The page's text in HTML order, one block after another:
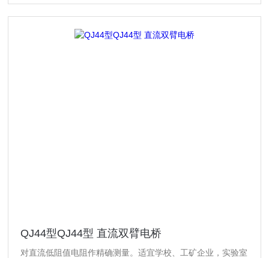
QJ44型QJ44型 直流双臂电桥
对直流低阻值电阻作精确测量。适宜学校、工矿企业，实验室